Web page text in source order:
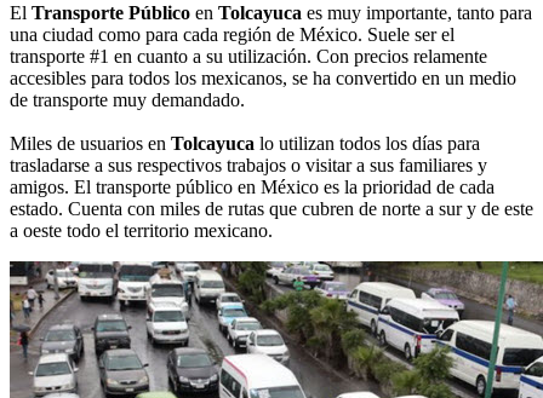
El Transporte Público en Tolcayuca es muy importante, tanto para
una ciudad como para cada región de México. Suele ser el
transporte #1 en cuanto a su utilización. Con precios relamente
accesibles para todos los mexicanos, se ha convertido en un medio
de transporte muy demandado.
Miles de usuarios en Tolcayuca lo utilizan todos los días para
trasladarse a sus respectivos trabajos o visitar a sus familiares y
amigos. El transporte público en México es la prioridad de cada
estado. Cuenta con miles de rutas que cubren de norte a sur y de este
a oeste todo el territorio mexicano.